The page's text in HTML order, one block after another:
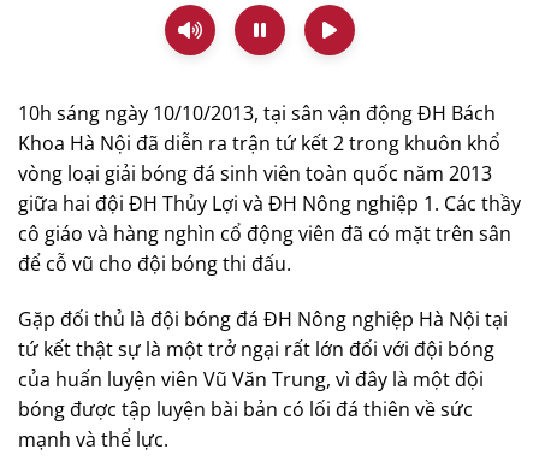
10h sáng ngày 10/10/2013, tại sân vận động ĐH Bách
Khoa Hà Nội đã diễn ra trận tứ kết 2 trong khuôn khổ
vòng loại giải bóng đá sinh viên toàn quốc năm 2013
giữa hai đội ĐH Thủy Lợi và ĐH Nông nghiệp 1. Các thầy
cô giáo và hàng nghìn cổ động viên đã có mặt trên sân
để cỗ vũ cho đội bóng thi đấu.
Gặp đối thủ là đội bóng đá ĐH Nông nghiệp Hà Nội tại
tứ kết thật sự là một trở ngại rất lớn đối với đội bóng
của huấn luyện viên Vũ Văn Trung, vì đây là một đội
bóng được tập luyện bài bản có lối đá thiên về sức
mạnh và thể lực.